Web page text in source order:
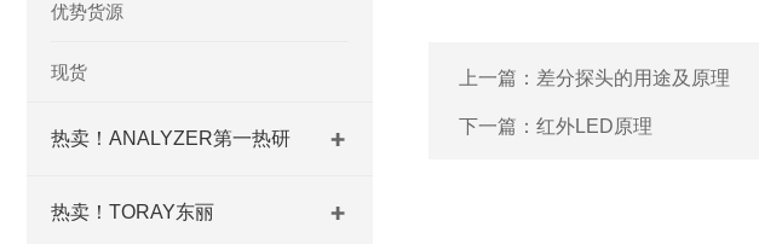
优势货源
现货
热卖！ANALYZER第一热研
热卖！TORAY东丽
上一篇： 差分探头的用途及原理
下一篇： 红外LED原理